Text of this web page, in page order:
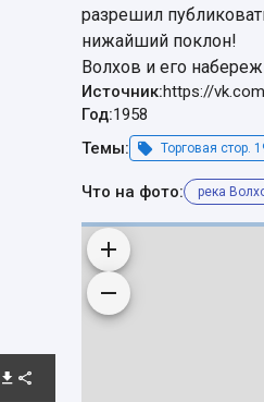
разрешил
нижайший поклон!
Волхов и его
Источник:https://
Год:1958
Темы:
Торговая стор.
Что на фото: река